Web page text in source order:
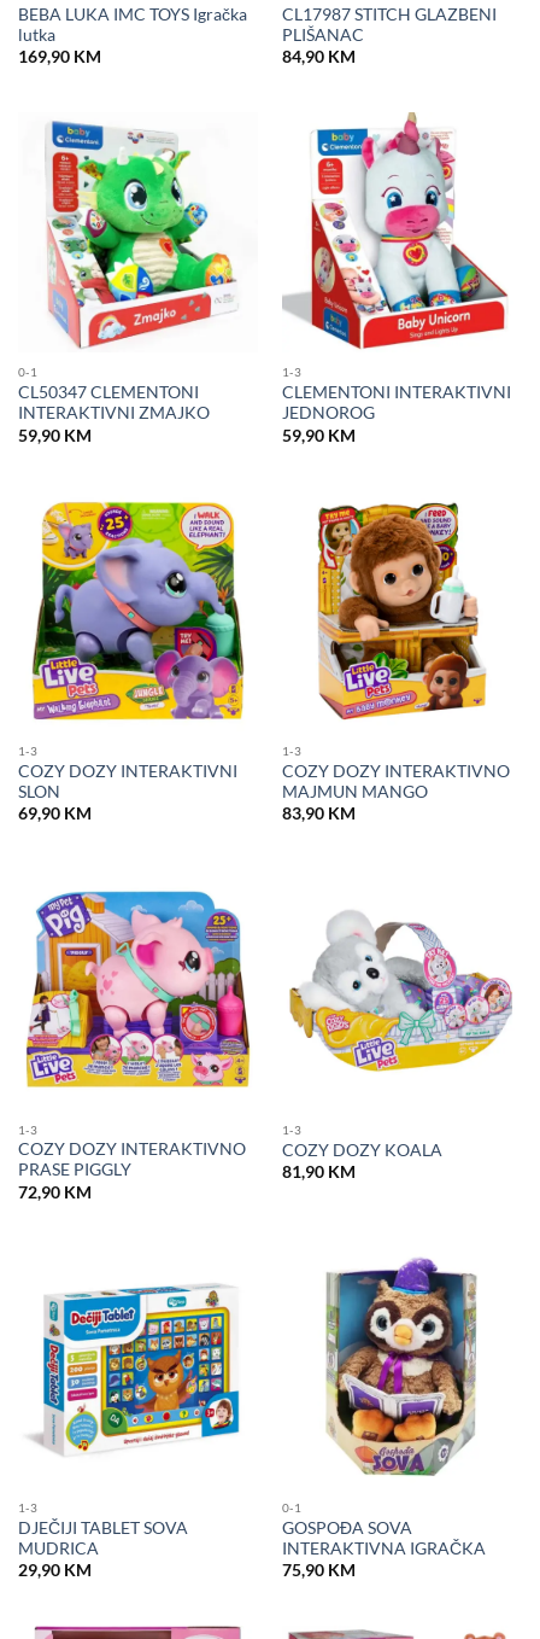
BEBA LUKA IMC TOYS Igračka
lutka
169,90 KM
CL17987 STITCH GLAZBENI
PLIŠANAC
84,90 KM
0-1
CL50347 CLEMENTONI
INTERAKTIVNI ZMAJKO
59,90 KM
1-3
CLEMENTONI INTERAKTIVNI
JEDNOROG
59,90 KM
1-3
COZY DOZY INTERAKTIVNI
SLON
69,90 KM
1-3
COZY DOZY INTERAKTIVNO
MAJMUN MANGO
83,90 KM
1-3
COZY DOZY INTERAKTIVNO
PRASE PIGGLY
72,90 KM
1-3
COZY DOZY KOALA
81,90 KM
1-3
DJEČIJI TABLET SOVA
MUDRICA
29,90 KM
0-1
GOSPOĐA SOVA
INTERAKTIVNA IGRAČKA
75,90 KM